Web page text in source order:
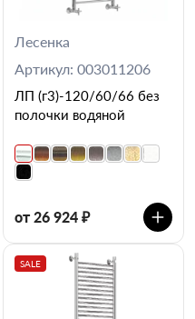
Лесенка
Артикул: 003011206
ЛП (г3)-120/60/66 без
полочки водяной
от 26 924 ₽
SALE